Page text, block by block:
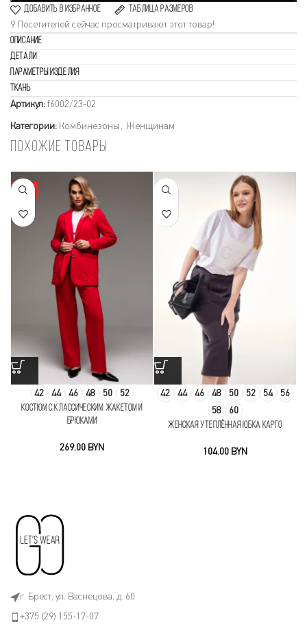
Добавить в избранное Таблица размеров
9 Посетителей сейчас просматривают этот товар!
Описание
Детали
Параметры изделия
Ткань
Артикул: f6002/23-02
Категории: Комбинезоны Женщинам
Похожие товары
HOT
42 44 46 48 50 52
Костюм с классическим жакетом и
брюками
BYN
42 44 46 48 50 52 54
56
58
60
Женская утеплённая юбка карго
BYN
г. Брест, ул. Васнецова, д. 60
+375 (29) 155-17-07